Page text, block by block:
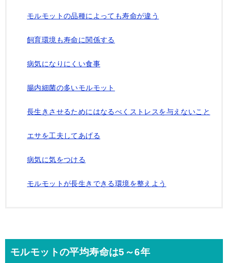
モルモットの品種によっても寿命が違う
飼育環境も寿命に関係する
病気になりにくい食事
腸内細菌の多いモルモット
長生きさせるためにはなるべくストレスを与えないこと
エサを工夫してあげる
病気に気をつける
モルモットが長生きできる環境を整えよう
モルモットの平均寿命は5～6年